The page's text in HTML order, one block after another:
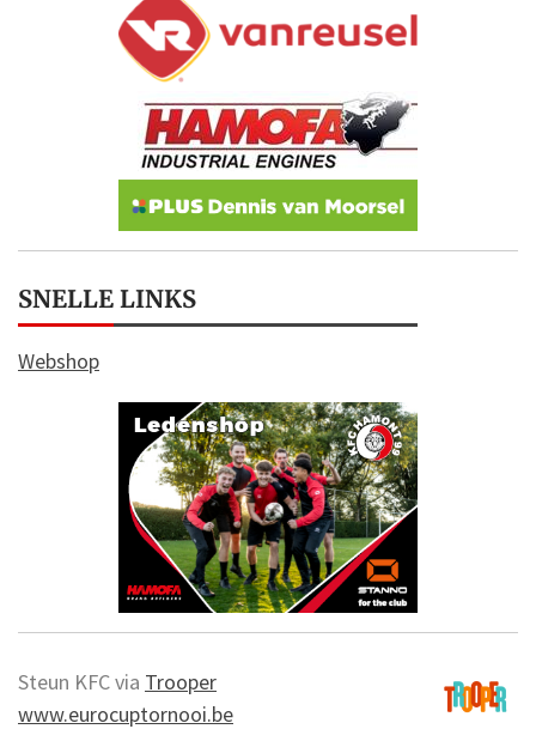
SNELLE LINKS
Webshop
Steun KFC via Trooper
www.eurocuptornooi.be